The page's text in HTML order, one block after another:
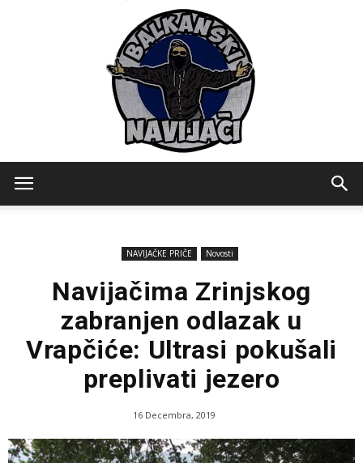
NAVIJAČKE PRIČE Novosti
Navijačima Zrinjskog
zabranjen odlazak u
Vrapčiće: Ultrasi pokušali
preplivati jezero
16 Decembra, 2019